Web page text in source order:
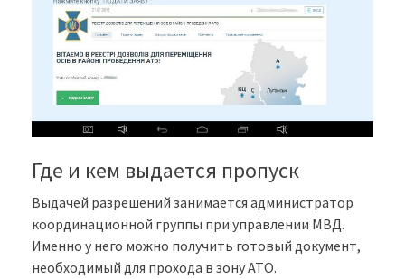
Где и кем выдается пропуск
Выдачей разрешений занимается администратор
координационной группы при управлении МВД.
Именно у него можно получить готовый документ,
необходимый для прохода в зону АТО.